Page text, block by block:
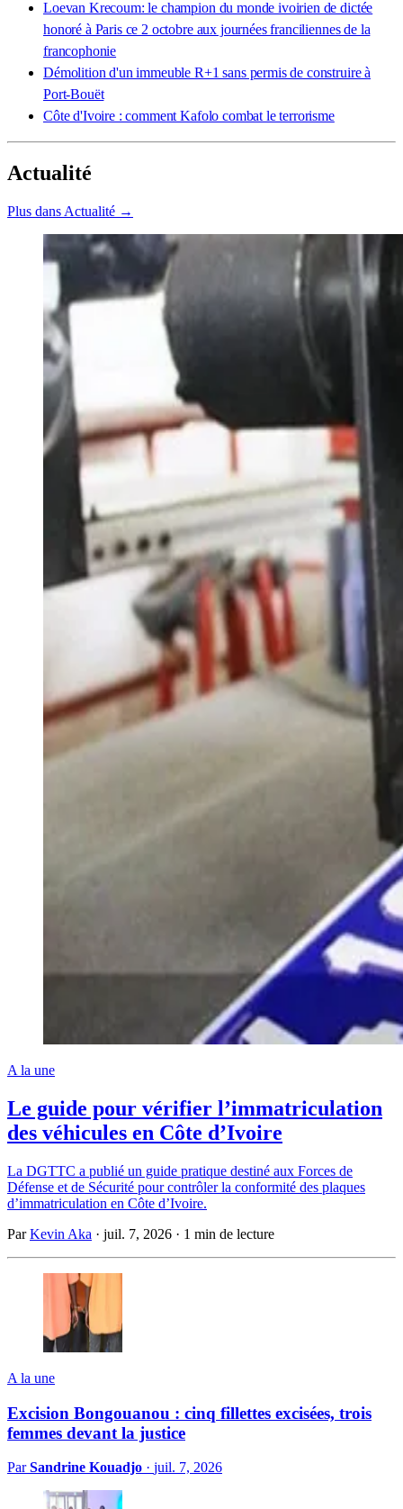
Loevan Krecoum: le champion du monde ivoirien de dictée
honoré à Paris ce 2 octobre aux journées franciliennes de la
francophonie
Démolition d'un immeuble R+1 sans permis de construire à
Port-Bouët
Côte d'Ivoire : comment Kafolo combat le terrorisme
Actualité
Plus dans Actualité →
A la une
Le guide pour vérifier l’immatriculation
des véhicules en Côte d’Ivoire
La DGTTC a publié un guide pratique destiné aux Forces de
Défense et de Sécurité pour contrôler la conformité des plaques
d’immatriculation en Côte d’Ivoire.
ParKevin Aka · juil. 7, 2026 · 1 min de lecture
A la une
Excision Bongouanou : cinq fillettes excisées, trois
femmes devant la justice
ParSandrine Kouadjo · juil. 7, 2026